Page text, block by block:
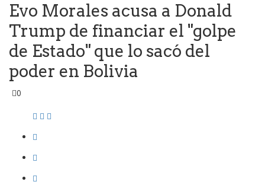
Evo Morales acusa a Donald
Trump de financiar el "golpe
de Estado" que lo sacó del
poder en Bolivia
0